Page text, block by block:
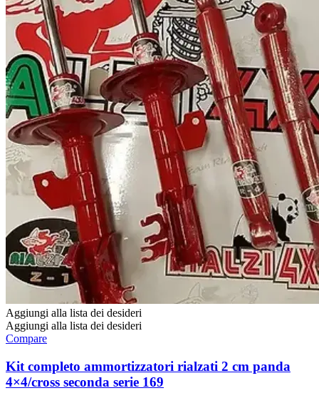
Aggiungi alla lista dei desideri
Aggiungi alla lista dei desideri
Compare
Kit completo ammortizzatori rialzati 2 cm panda
4×4/cross seconda serie 169